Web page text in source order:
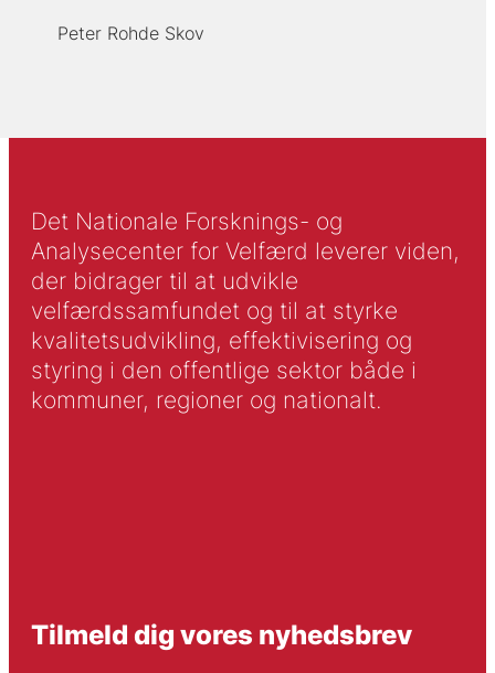
Peter Rohde Skov
Det Nationale Forsknings- og
Analysecenter for Velfærd leverer viden,
der bidrager til at udvikle
velfærdssamfundet og til at styrke
kvalitetsudvikling, effektivisering og
styring i den offentlige sektor både i
kommuner, regioner og nationalt.
Tilmeld dig vores nyhedsbrev